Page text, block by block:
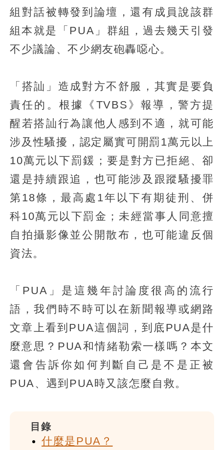
組對話被轉發到論壇，還有成員說該群
組本就是「PUA」群組，過去幾天引發
不少議論、不少網友砲轟噁心。
「搭訕」造成對方不舒服，其實是要負
責任的。根據《TVBS》報導，警方提
醒若搭訕行為讓他人感到不適，就可能
涉及性騷擾，認定屬實可開罰1萬元以上
10萬元以下罰鍰；要是對方已拒絕、卻
還是持續跟追，也可能涉及跟蹤騷擾罪
第18條，最高處1年以下有期徒刑、併
科10萬元以下罰金；未經當事人同意擅
自拍攝影像並公開散布，也可能違反個
資法。
「PUA」是這幾年討論度很高的流行
語，我們時不時可以在新聞報導或網路
文章上看到PUA這個詞，到底PUA是什
麼意思？PUA和情緒勒索一樣嗎？本文
還會告訴你如何判斷自己是不是正被
PUA、遇到PUA時又該怎麼自救。
目錄
什麼是PUA？